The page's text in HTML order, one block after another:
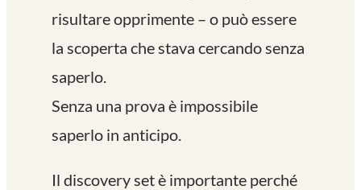
risultare opprimente – o può essere
la scoperta che stava cercando senza
saperlo.
Senza una prova è impossibile
saperlo in anticipo.
Il discovery set è importante perché